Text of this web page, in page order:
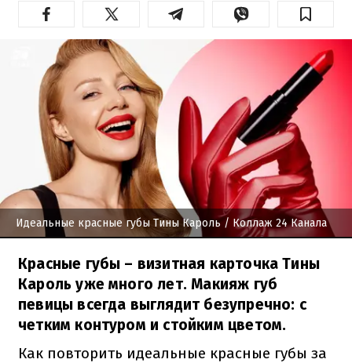
Идеальные красные губы Тины Кароль / Коллаж 24 Канала
Красные губы – визитная карточка Тины
Кароль уже много лет. Макияж губ
певицы всегда выглядит безупречно: с
четким контуром и стойким цветом.
Как повторить идеальные красные губы за